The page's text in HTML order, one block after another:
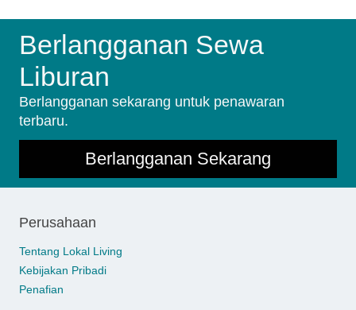
Berlangganan Sewa
Liburan
Berlangganan sekarang untuk penawaran
terbaru.
Berlangganan Sekarang
Perusahaan
Tentang Lokal Living
Kebijakan Pribadi
Penafian